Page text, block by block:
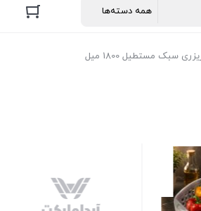
سبک مستطیل 1800 میل